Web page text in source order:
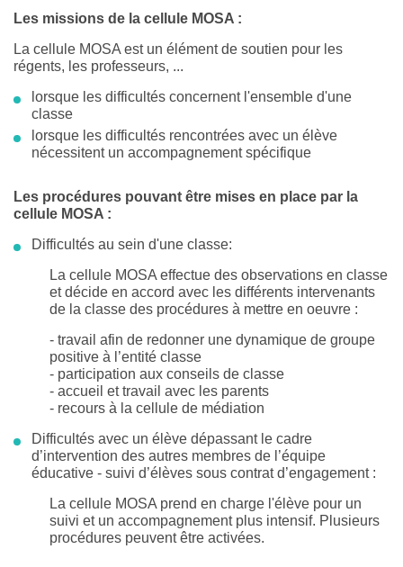
Les missions de la cellule MOSA :
La cellule MOSA est un élément de soutien pour les
régents, les professeurs, ...
lorsque les difficultés concernent l'ensemble d'une
classe
lorsque les difficultés rencontrées avec un élève
nécessitent un accompagnement spécifique
Les procédures pouvant être mises en place par la
cellule MOSA :
Difficultés au sein d'une classe:
La cellule MOSA effectue des observations en classe
et décide en accord avec les différents intervenants
de la classe des procédures à mettre en oeuvre :
- travail afin de redonner une dynamique de groupe
positive à l’entité classe
- participation aux conseils de classe
- accueil et travail avec les parents
- recours à la cellule de médiation
Difficultés avec un élève dépassant le cadre
d’intervention des autres membres de l’équipe
éducative - suivi d’élèves sous contrat d’engagement :
La cellule MOSA prend en charge l'élève pour un
suivi et un accompagnement plus intensif. Plusieurs
procédures peuvent être activées.